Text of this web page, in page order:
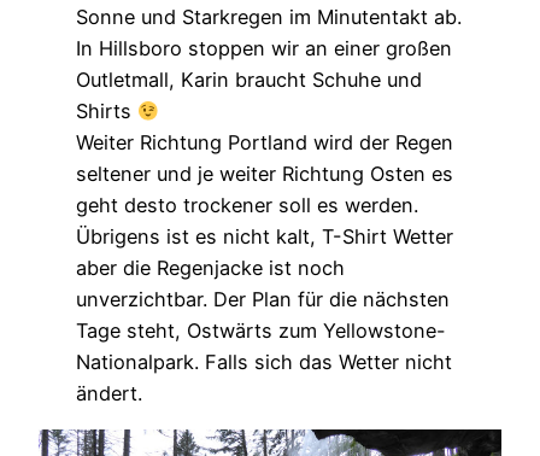
Sonne und Starkregen im Minutentakt ab.
In Hillsboro stoppen wir an einer großen
Outletmall, Karin braucht Schuhe und
Shirts
Weiter Richtung Portland wird der Regen
seltener und je weiter Richtung Osten es
geht desto trockener soll es werden.
Übrigens ist es nicht kalt, T-Shirt Wetter
aber die Regenjacke ist noch
unverzichtbar. Der Plan für die nächsten
Tage steht, Ostwärts zum Yellowstone-
Nationalpark. Falls sich das Wetter nicht
ändert.